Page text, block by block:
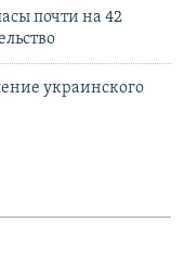
почти на 42
украинского